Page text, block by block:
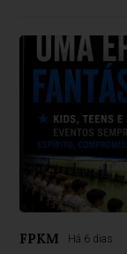
FPKM Há 6 dias